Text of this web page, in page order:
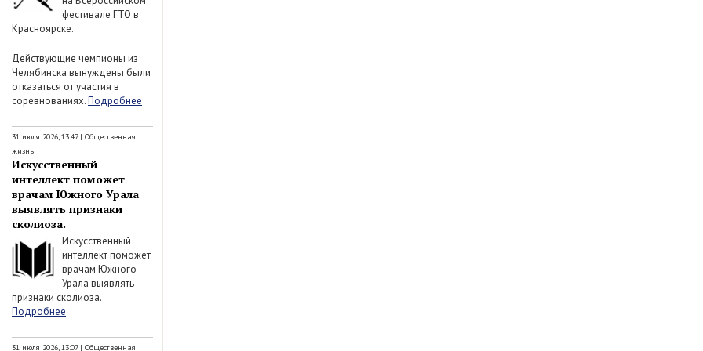
фестивале ГТО в
Красноярске.
Действующие чемпионы из
Челябинска вынуждены были
отказаться от участия в
соревнованиях.Подробнее
31 июля 2026, 13:47| Общественная
жизнь
Искусственный
интеллект поможет
врачам Южного Урала
выявлять признаки
сколиоза.
Искусственный
интеллект поможет
врачам Южного
Урала выявлять
признаки сколиоза.
Подробнее
31 июля 2026, 13:07| Общественная